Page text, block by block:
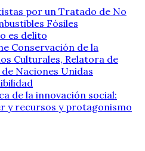
por un Tratado de No
Fósiles
es delito
Conservación de la
Culturales, Relatora de
Naciones Unidas
de la innovación social:
y recursos y protagonismo